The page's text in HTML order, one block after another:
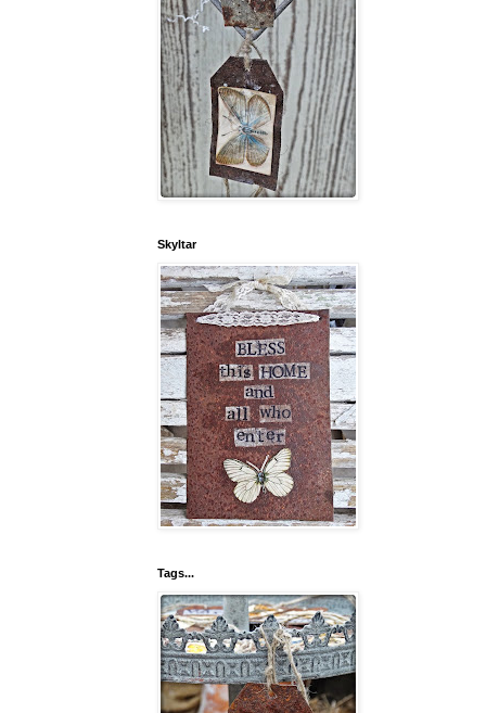
Skyltar
Tags...